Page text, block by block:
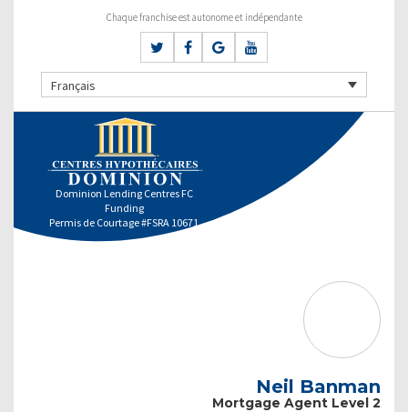
Chaque franchise est autonome et indépendante
Français
Dominion Lending Centres FC
Funding
Permis de Courtage #FSRA 10671
Neil Banman
Mortgage Agent Level 2